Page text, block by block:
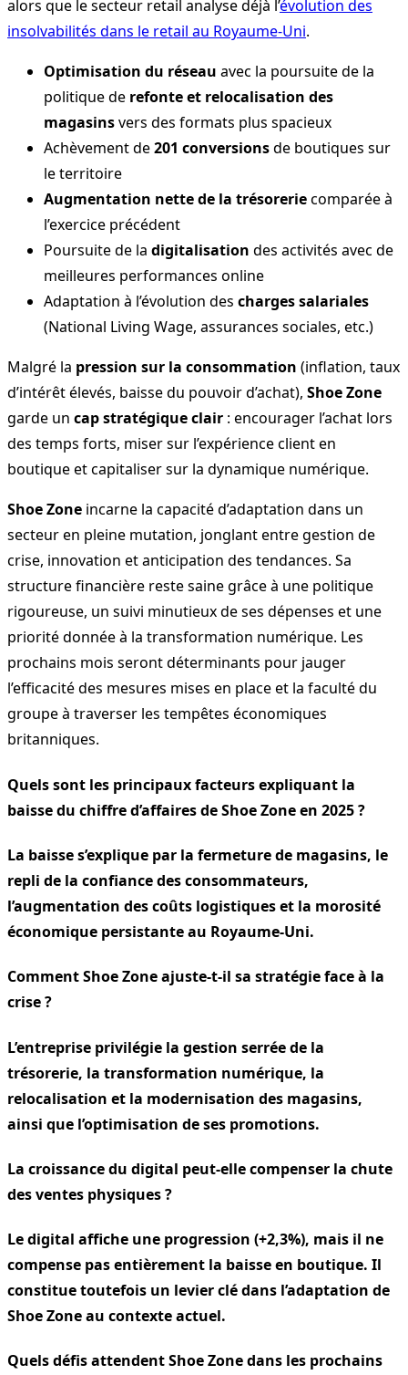
alors que le secteur retail analyse déjà l’évolution des
insolvabilités dans le retail au Royaume-Uni.
Optimisation du réseau avec la poursuite de la
politique de refonte et relocalisation des
magasinsvers des formats plus spacieux
Achèvement de201 conversionsde boutiques sur
le territoire
Augmentation nette de la trésoreriecomparée à
l’exercice précédent
Poursuite de la digitalisation des activités avec de
meilleures performances online
Adaptation à l’évolution des charges salariales
(National Living Wage, assurances sociales, etc.)
Malgré la pression sur la consommation (inflation, taux
d’intérêt élevés, baisse du pouvoir d’achat), Shoe Zone
garde un cap stratégique clair : encourager l’achat lors
des temps forts, miser sur l’expérience client en
boutique et capitaliser sur la dynamique numérique.
Shoe Zone incarne la capacité d’adaptation dans un
secteur en pleine mutation, jonglant entre gestion de
crise, innovation et anticipation des tendances. Sa
structure financière reste saine grâce à une politique
rigoureuse, un suivi minutieux de ses dépenses et une
priorité donnée à la transformation numérique. Les
prochains mois seront déterminants pour jauger
l’efficacité des mesures mises en place et la faculté du
groupe à traverser les tempêtes économiques
britanniques.
Quels sont les principaux facteurs expliquant la
baisse du chiffre d’affaires de Shoe Zone en 2025 ?
La baisse s’explique par la fermeture de magasins, le
repli de la confiance des consommateurs,
l’augmentation des coûts logistiques et la morosité
économique persistante au Royaume-Uni.
Comment Shoe Zone ajuste-t-il sa stratégie face à la
crise ?
L’entreprise privilégie la gestion serrée de la
trésorerie, la transformation numérique, la
relocalisation et la modernisation des magasins,
ainsi que l’optimisation de ses promotions.
La croissance du digital peut-elle compenser la chute
des ventes physiques ?
Le digital affiche une progression (+2,3%), mais il ne
compense pas entièrement la baisse en boutique. Il
constitue toutefois un levier clé dans l’adaptation de
Shoe Zone au contexte actuel.
Quels défis attendent Shoe Zone dans les prochains